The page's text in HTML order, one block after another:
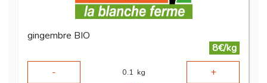
gingembre BIO
8€/kg
-
0.1 kg +